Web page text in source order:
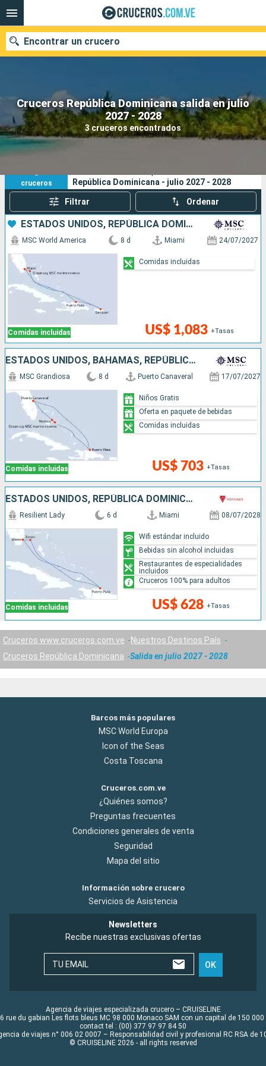
Cruceros República Dominicana salida en julio
2027 - 2028
3 cruceros encontrados
Encontrar un crucero
Nuestros destinos
Fecha de salida
Buscar
3
cruceros
República Dominicana - julio 2027 - 2028
Filtrar Ordenar
ESTADOS UNIDOS, REPÚBLICA DOMINICANA, PUERTO RICO, BAHAMAS
Comidas incluidas
MSC World America 8 d Miami 24/07/2027
US$ 1,083 +Tasas
Comidas incluidas
ESTADOS UNIDOS, BAHAMAS, REPÚBLICA DOMINICANA
Comidas incluidas
MSC Grandiosa 8 d Puerto Canaveral 17/07/2027
US$ 703 +Tasas
Niños Gratis
Oferta en paquete de bebidas
Comidas incluidas
ESTADOS UNIDOS, REPÚBLICA DOMINICANA, BAHAMAS
Comidas incluidas
Resilient Lady 6 d Miami 08/07/2028
US$ 628 +Tasas
Wifi estándar incluido
Bebidas sin alcohol incluidas
Restaurantes de especialidades
incluidos
Cruceros 100% para adultos
Cruceros www.cruceros.com.ve
Nuestros Destinos País
Cruceros República Dominicana
Salida en julio 2027 - 2028
Barcos más populares
MSC World Europa
Icon of the Seas
Costa Toscana
Cruceros.com.ve
¿Quiénes somos?
Preguntas frecuentes
Condiciones generales de venta
Seguridad
Mapa del sitio
Información sobre crucero
Servicios de Asistencia
Newsletters
Recibe nuestras exclusivas ofertas
TU EMAIL OK
Agencia de viajes especializada crucero – CRUISELINE
rue du gabian Les flots bleus MC 98 000 Monaco SAM con un capital de 150 000
contact tel : (00) 377 97 97 84 50
de viajes n° 006 02 0007 – Responsabilidad civil y profesional RC RSA de
© CRUISELINE 2026 - all rights reserved